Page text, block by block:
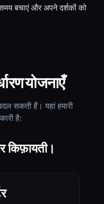
बचाएं और अपने दर्शकों को
योजनाएँ
सकती हैं। यहां हमारी
है:
किफ़ायती।